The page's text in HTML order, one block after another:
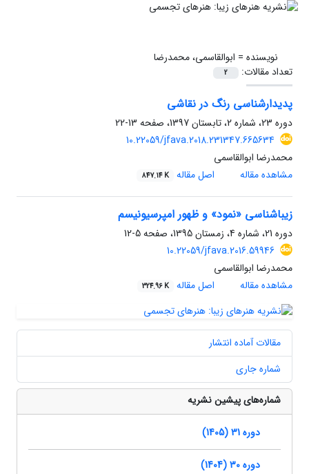
نویسنده = ابوالقاسمی، محمدرضا
تعداد مقالات:
2
پدیدارشناسی رنگ در نقاشی
دوره 23، شماره 2، تابستان 1397، صفحه
13-22
10.22059/jfava.2018.231347.665634
محمدرضا ابوالقاسمی
مشاهده مقاله
اصل مقاله 847.14 K
زیباشناسی «نمود» و ظهور امپرسیونیسم
دوره 21، شماره 4، زمستان 1395، صفحه
5-12
10.22059/jfava.2016.59946
محمدرضا ابوالقاسمی
مشاهده مقاله
اصل مقاله 324.96 K
مقالات آماده انتشار
شماره جاری
شماره‌های پیشین نشریه
دوره 31 (1405)
دوره 30 (1404)